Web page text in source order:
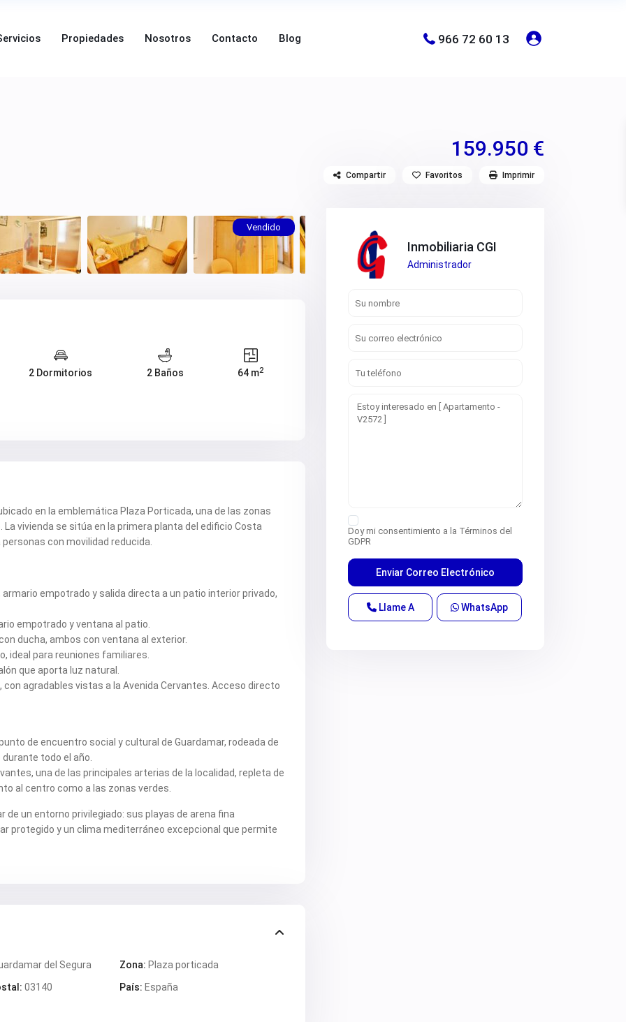
Propiedades Nosotros Contacto Blog 966 72 60 13
159.950 €
Compartir Favoritos Imprimir
Vendido
2 Dormitorios 2 Baños 64 m2
en la emblemática Plaza Porticada, una de las zonas
vivienda se sitúa en la primera planta del edificio Costa
con movilidad reducida.
empotrado y salida directa a un patio interior privado,
empotrado y ventana al patio.
ducha, ambos con ventana al exterior.
ideal para reuniones familiares.
que aporta luz natural.
agradables vistas a la Avenida Cervantes. Acceso directo
de encuentro social y cultural de Guardamar, rodeada de
todo el año.
una de las principales arterias de la localidad, repleta de
al centro como a las zonas verdes.
un entorno privilegiado: sus playas de arena fina
protegido y un clima mediterráneo excepcional que permite
del Segura Zona: Plaza porticada
03140 País: España
Inmobiliaria CGI
Administrador
Doy mi consentimiento a la Términos del
GDPR
Llame A WhatsApp